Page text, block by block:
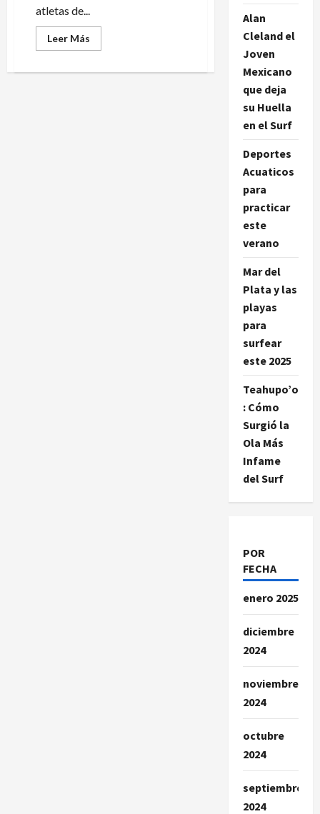
atletas de...
Leer Más
más
Juegos
Alan
Cleland el
Joven
Mexicano
que deja
su Huella
en el Surf
Deportes
Acuaticos
para
practicar
este
verano
Mar del
Plata y las
playas
para
surfear
este 2025
Teahupo’o
: Cómo
Surgió la
Ola Más
Infame
del Surf
POR
FECHA
enero 2025
diciembre
2024
noviembre
2024
octubre
2024
septiembre
2024